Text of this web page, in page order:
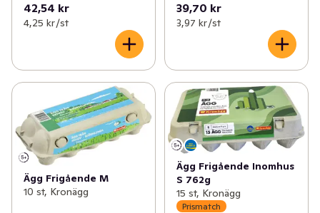
42,54 kr
4,25 kr /st
39,70 kr
3,97 kr /st
Ägg Frigående M
10 st, Kronägg
Ägg Frigående Inomhus
S 762g
15 st, Kronägg
Prismatch